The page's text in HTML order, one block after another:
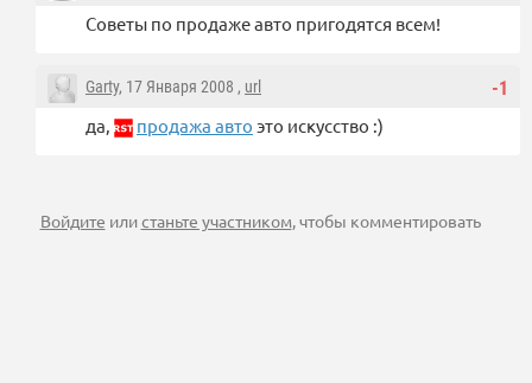
Советы по продаже авто пригодятся всем!
-1
Garty, 17 Января 2008 , url
да, продажа авто это искусство :)
Войдите илистаньте участником, чтобы комментировать